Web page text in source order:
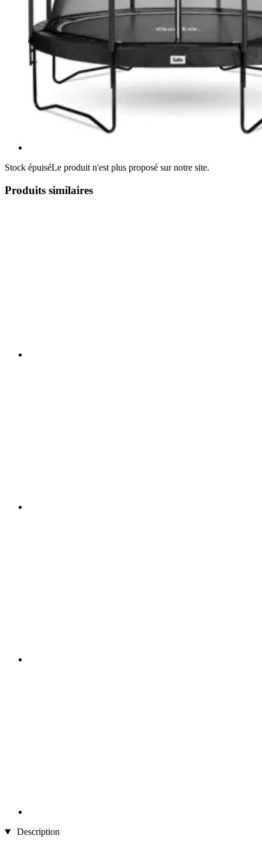
Stock épuiséLe produit n'est plus proposé sur notre site.
Produits similaires
Description